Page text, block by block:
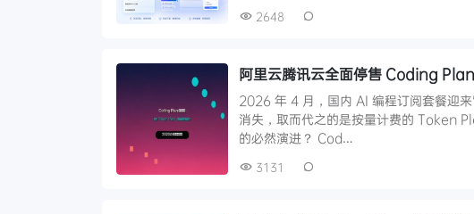
2648
阿里云腾讯云全面停售 Coding
2026 年 4 月，国内 AI 编程订阅套餐迎
消失，取而代之的是按量计费的 Token
的必然演进？ Cod…
3131